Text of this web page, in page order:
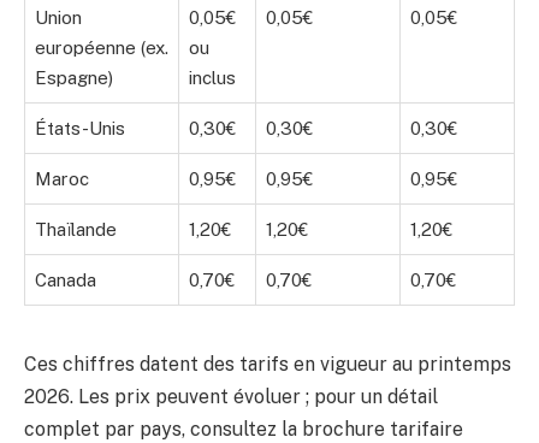
Union
européenne (ex.
Espagne)
0,05€
ou
inclus
0,05€ 0,05€
États-Unis 0,30€ 0,30€ 0,30€
Maroc 0,95€ 0,95€ 0,95€
Thaïlande 1,20€ 1,20€ 1,20€
Canada 0,70€ 0,70€ 0,70€
Ces chiffres datent des tarifs en vigueur au printemps
2026. Les prix peuvent évoluer ; pour un détail
complet par pays, consultez la brochure tarifaire